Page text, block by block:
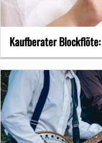
Kaufberater